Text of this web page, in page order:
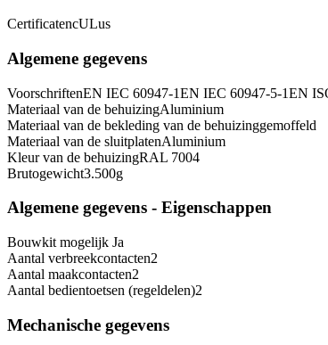
CertificatencULus
Algemene gegevens
VoorschriftenEN IEC 60947-1EN IEC 60947-5-1EN
Materiaal van de behuizingAluminium
Materiaal van de bekleding van de behuizinggemoffeld
Materiaal van de sluitplatenAluminium
Kleur van de behuizingRAL 7004
Brutogewicht3.500g
Algemene gegevens - Eigenschappen
Bouwkit mogelijk Ja
Aantal verbreekcontacten2
Aantal maakcontacten2
Aantal bedientoetsen (regeldelen)2
Mechanische gegevens